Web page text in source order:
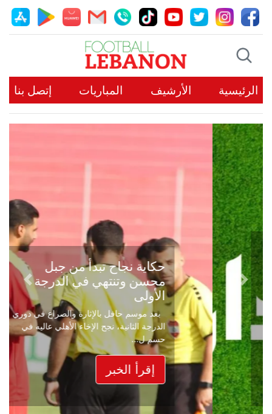
الرئيسية الأرشيف المباريات إتصل بنا
حكاية نجاح تبدأ من جبل
محسن وتنتهي في الدرجة
الأولى
بعد موسم حافل بالإثارة والصراع في دوري
الدرجة الثانية، نجح الإخاء الأهلي عاليه في
حسم ل...
إقرأ الخبر
Previous
Next